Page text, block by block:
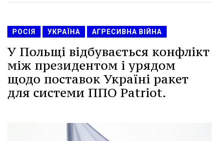
РОСІЯ УКРАЇНА АГРЕСИВНА ВІЙНА
У Польщі відбувається конфлікт
між президентом і урядом
щодо поставок Україні ракет
для системи ППО Patriot.